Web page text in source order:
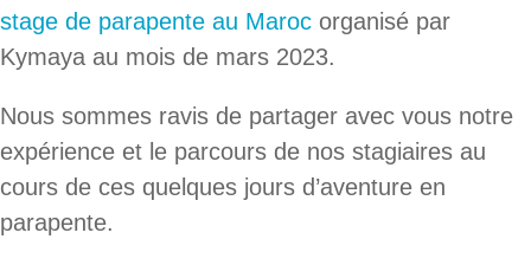
stage de parapente au Maroc organisé par
Kymaya au mois de mars 2023.
Nous sommes ravis de partager avec vous notre
expérience et le parcours de nos stagiaires au
cours de ces quelques jours d’aventure en
parapente.